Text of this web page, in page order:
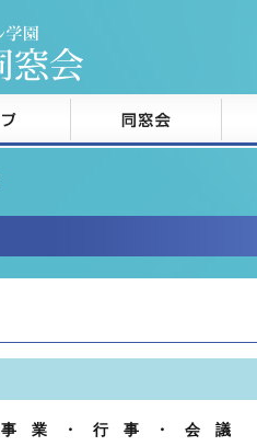
事 業 ・ 行 事 ・ 会 議